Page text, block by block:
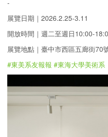
-
展覽日期｜2026.2.25-3.11
開放時間｜週二至週日10:00-
展覽地點｜臺中市西區五廊街70
#東美系友報報 #東海大學美術系